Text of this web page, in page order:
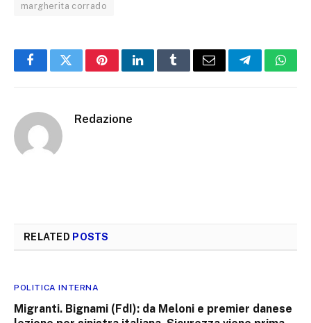
margherita corrado
FacebookTwitterPinterestLinkedInTumblrEmail Telegram
Redazione
RELATED POSTS
POLITICA INTERNA
Migranti. Bignami (FdI): da Meloni e premier danese